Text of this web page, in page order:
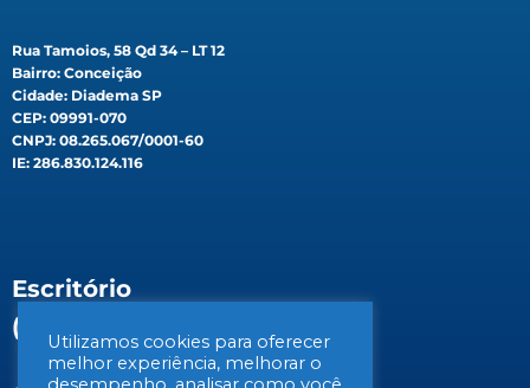
Rua Tamoios, 58 Qd 34 – LT 12
Bairro: Conceição
Cidade: Diadema SP
CEP: 09991-070
CNPJ: 08.265.067/0001-60
IE: 286.830.124.116
Escritório
(Filial)
Utilizamos cookies para oferecer
melhor experiência, melhorar o